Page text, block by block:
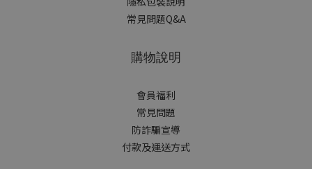
常見問題Q&A
購物說明
會員福利
常見問題
防詐騙宣導
付款及運送方式